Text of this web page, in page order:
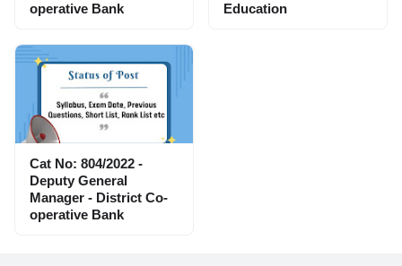
operative Bank
Education
Cat No: 804/2022 -
Deputy General
Manager - District Co-
operative Bank